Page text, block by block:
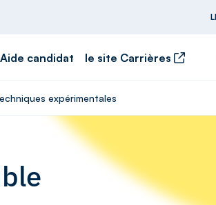
Aide candidat le site Carrières
expérimentales